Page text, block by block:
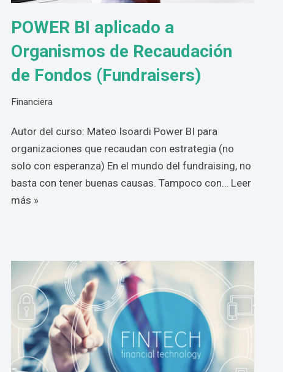
POWER BI aplicado a
Organismos de Recaudación
de Fondos (Fundraisers)
Financiera
Autor del curso: Mateo Isoardi Power BI para
organizaciones que recaudan con estrategia (no
solo con esperanza) En el mundo del fundraising, no
basta con tener buenas causas. Tampoco con… Leer
más »